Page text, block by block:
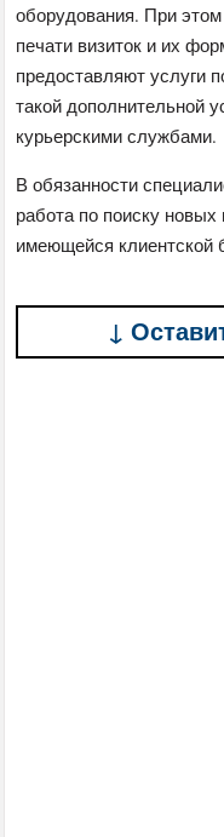
оборудования. При
печати визиток и их
предоставляют услуги
такой дополнительной
курьерскими службами.
В обязанности
работа по поиску
имеющейся клиентской
↓